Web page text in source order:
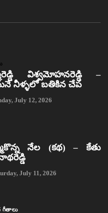
విశ్వమోహనరెడ్డి –
నీళ్ళలో బతికిన చేప
July 12, 2026
నేల (కథ) – కేతు
July 11, 2026